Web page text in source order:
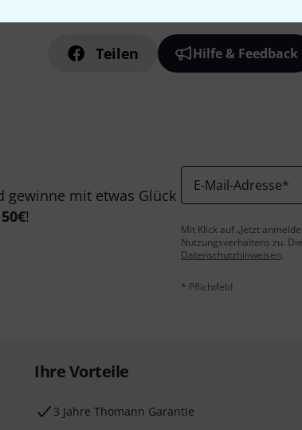
Teilen Hilfe & Feedback
gewinne mit etwas Glück
50€!
E-Mail-Adresse*
Mit Klick auf „Jetzt
Nutzungsverhaltens zu.
Datenschutzhinweisen.
* Pflichtfeld
Ihre Vorteile
3 Jahre Thomann Garantie